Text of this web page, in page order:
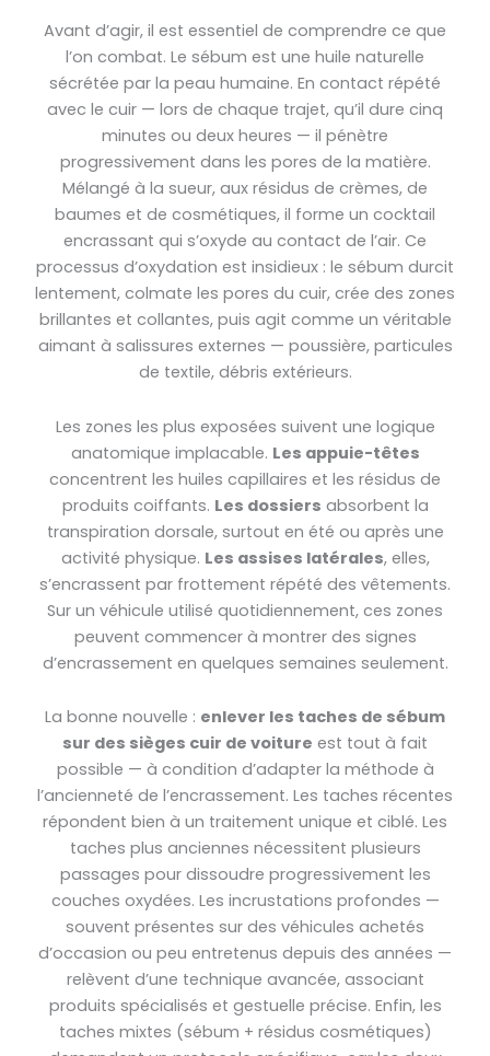
Avant d’agir, il est essentiel de comprendre ce que
l’on combat. Le sébum est une huile naturelle
sécrétée par la peau humaine. En contact répété
avec le cuir — lors de chaque trajet, qu’il dure cinq
minutes ou deux heures — il pénètre
progressivement dans les pores de la matière.
Mélangé à la sueur, aux résidus de crèmes, de
baumes et de cosmétiques, il forme un cocktail
encrassant qui s’oxyde au contact de l’air. Ce
processus d’oxydation est insidieux : le sébum durcit
lentement, colmate les pores du cuir, crée des zones
brillantes et collantes, puis agit comme un véritable
aimant à salissures externes — poussière, particules
de textile, débris extérieurs.
Les zones les plus exposées suivent une logique
anatomique implacable. Les appuie-têtes
concentrent les huiles capillaires et les résidus de
produits coiffants. Les dossiers absorbent la
transpiration dorsale, surtout en été ou après une
activité physique. Les assises latérales, elles,
s’encrassent par frottement répété des vêtements.
Sur un véhicule utilisé quotidiennement, ces zones
peuvent commencer à montrer des signes
d’encrassement en quelques semaines seulement.
La bonne nouvelle : enlever les taches de sébum
sur des sièges cuir de voiture est tout à fait
possible — à condition d’adapter la méthode à
l’ancienneté de l’encrassement. Les taches récentes
répondent bien à un traitement unique et ciblé. Les
taches plus anciennes nécessitent plusieurs
passages pour dissoudre progressivement les
couches oxydées. Les incrustations profondes —
souvent présentes sur des véhicules achetés
d’occasion ou peu entretenus depuis des années —
relèvent d’une technique avancée, associant
produits spécialisés et gestuelle précise. Enfin, les
taches mixtes (sébum + résidus cosmétiques)